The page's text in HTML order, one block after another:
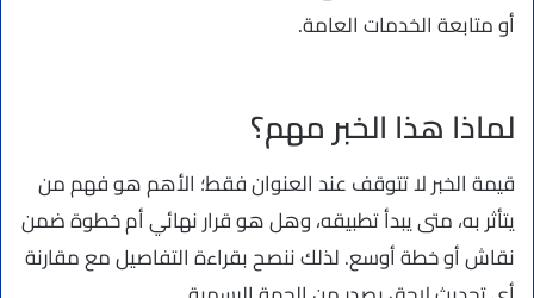
أو متابعة الخدمات العامة.
لماذا هذا الخبر مهم؟
قيمة الخبر لا تتوقف عند العنوان فقط؛ الأهم هو فهم من
يتأثر به، متى يبدأ تطبيقه، وهل هو قرار نهائي أم خطوة ضمن
نقاش أو خطة أوسع. لذلك ننصح بقراءة التفاصيل مع مقارنة